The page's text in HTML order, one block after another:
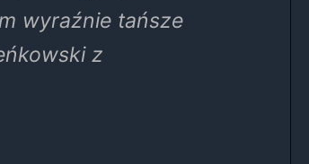
wyraźnie tańsze
z